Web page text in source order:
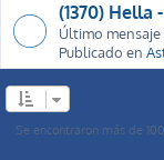
(1370) Hella
Último
Publicado en
Se encontraron más de